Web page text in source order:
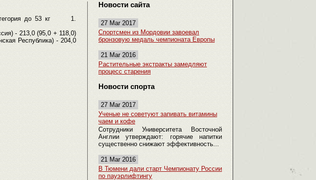
до 53 кг 1.
- 213,0 (95,0 + 118,0)
Республика) - 204,0
Новости сайта
27 Mar 2017
Спортсмен из Мордовии завоевал
бронзовую медаль чемпионата Европы
21 Mar 2016
Растительные экстракты замедляют
процесс старения
Новости спорта
27 Mar 2017
Ученые не советуют запивать витамины
чаем и кофе
Сотрудники Университета Восточной
Англии утверждают: горячие напитки
существенно снижают эффективность...
21 Mar 2016
В Тюмени дали старт Чемпионату России
по пауэрлифтингу